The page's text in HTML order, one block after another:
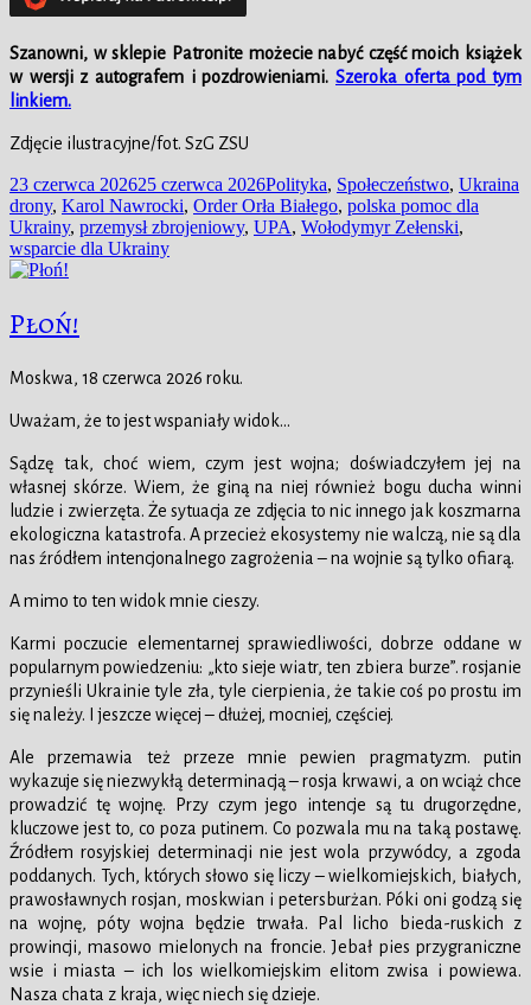
Szanowni, wsklepie Patronite możecie nabyć część moich książek
w wersji z autografem i pozdrowieniami. Szeroka oferta pod tym
linkiem.
Zdjęcie ilustracyjne/fot. SzG ZSU
Data
publikacji
23 czerwca 202625 czerwca 2026Kategorie
Polityka, Społeczeństwo, Ukraina
drony, Karol Nawrocki, Order Orła Białego, polska pomoc dla
Ukrainy, przemysł zbrojeniowy, UPA, Wołodymyr Zełenski,
wsparcie dla Ukrainy
Płoń!
Moskwa, 18 czerwca 2026 roku.
Uważam, że to jest wspaniały widok…
Sądzę tak, choć wiem, czym jest wojna; doświadczyłem jej na
własnej skórze. Wiem, że giną na niej również bogu ducha winni
ludzie i zwierzęta. Że sytuacja ze zdjęcia to nic innego jak koszmarna
ekologiczna katastrofa. A przecież ekosystemy nie walczą, nie są dla
nas źródłem intencjonalnego zagrożenia – na wojnie są tylko ofiarą.
A mimo to ten widok mnie cieszy.
Karmi poczucie elementarnej sprawiedliwości, dobrze oddane w
popularnym powiedzeniu: „kto sieje wiatr, ten zbiera burze”. rosjanie
przynieśli Ukrainie tyle zła, tyle cierpienia, że takie coś po prostu im
się należy. I jeszcze więcej – dłużej, mocniej, częściej.
Ale przemawia też przeze mnie pewien pragmatyzm. putin
wykazuje się niezwykłą determinacją – rosja krwawi, a on wciąż chce
prowadzić tę wojnę. Przy czym jego intencje są tu drugorzędne,
kluczowe jest to, co poza putinem. Co pozwala mu na taką postawę.
Źródłem rosyjskiej determinacji nie jest wola przywódcy, a zgoda
poddanych. Tych, których słowo się liczy – wielkomiejskich, białych,
prawosławnych rosjan, moskwian i petersburżan. Póki oni godzą się
na wojnę, póty wojna będzie trwała. Pal licho bieda-ruskich z
prowincji, masowo mielonych na froncie. Jebał pies przygraniczne
wsie i miasta – ich los wielkomiejskim elitom zwisa i powiewa.
Nasza chata z kraja, więc niech się dzieje.